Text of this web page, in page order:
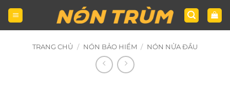
Bỏ
qua
nội
TRANG CHỦ / NÓN BẢO HIỂM / NÓN NỬA ĐẦU